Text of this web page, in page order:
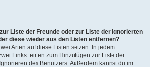
Liste der Freunde oder zur Liste der ignorierten
diese wieder aus den Listen entfernen?
Arten auf diese Listen setzen: In jedem
Links: einen zum Hinzufügen zur Liste der
des Benutzers. Außerdem kannst du im